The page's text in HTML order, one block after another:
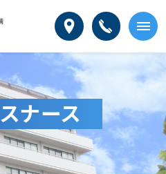
ナース